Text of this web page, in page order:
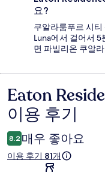
요?
쿠알라룸푸르 시티
Luna에서 걸어서 5
면 파빌리온 쿠알
이
용
후
기
Eaton
이용 후기
8.2 매우 좋아요
이용 후기 81개